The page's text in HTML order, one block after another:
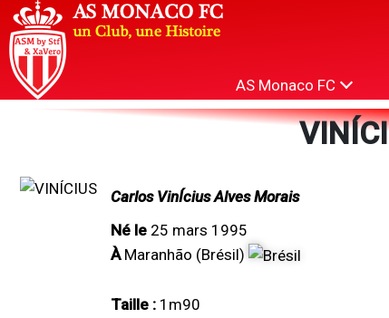
AS Monaco FC
Carlos VinÍcius Alves Morais
Né le 25 mars 1995
ÀMaranhão (Brésil)
Taille : 1m90